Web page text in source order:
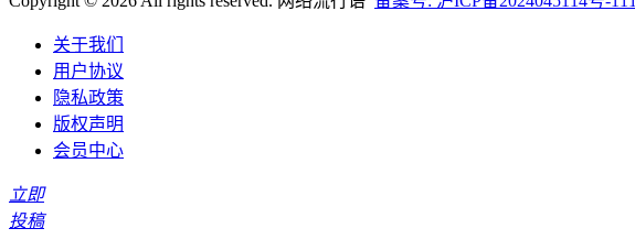
关于我们
用户协议
隐私政策
版权声明
会员中心
立即
投稿